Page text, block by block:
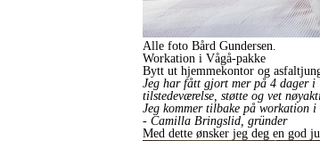
Alle foto Bård Gundersen.
Workation i Vågå-pakke
Bytt ut hjemmekontor og
Jeg har fått gjort mer på 4 dager i
tilstedeværelse, støtte og vet
Jeg kommer tilbake på workation
- Camilla Bringslid, gründer
Med dette ønsker jeg deg en god